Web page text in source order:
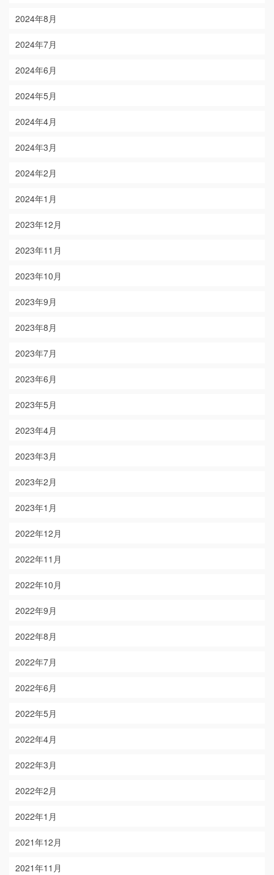
2024年8月
2024年7月
2024年6月
2024年5月
2024年4月
2024年3月
2024年2月
2024年1月
2023年12月
2023年11月
2023年10月
2023年9月
2023年8月
2023年7月
2023年6月
2023年5月
2023年4月
2023年3月
2023年2月
2023年1月
2022年12月
2022年11月
2022年10月
2022年9月
2022年8月
2022年7月
2022年6月
2022年5月
2022年4月
2022年3月
2022年2月
2022年1月
2021年12月
2021年11月